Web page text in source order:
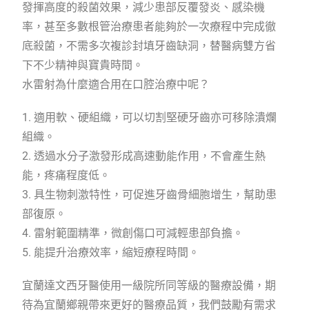
發揮高度的殺菌效果，減少患部反覆發炎、感染機
率，甚至多數根管治療患者能夠於一次療程中完成徹
底殺菌，不需多次複診封填牙齒缺洞，替醫病雙方省
下不少精神與寶貴時間。
水雷射為什麼適合用在口腔治療中呢？
1. 適用軟、硬組織，可以切割堅硬牙齒亦可移除潰爛
組織。
2. 透過水分子激發形成高速動能作用，不會產生熱
能，疼痛程度低。
3. 具生物刺激特性，可促進牙齒骨細胞增生，幫助患
部復原。
4. 雷射範圍精準，微創傷口可減輕患部負擔。
5. 能提升治療效率，縮短療程時間。
宜蘭達文西牙醫使用一級院所同等級的醫療設備，期
待為宜蘭鄉親帶來更好的醫療品質，我們鼓勵有需求